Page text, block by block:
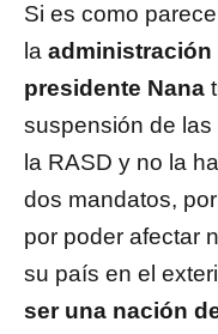
Si es como
la administración
presidente Nana
suspensión de
la RASD y no la
dos mandatos,
por poder afectar
su país en el
ser una nación